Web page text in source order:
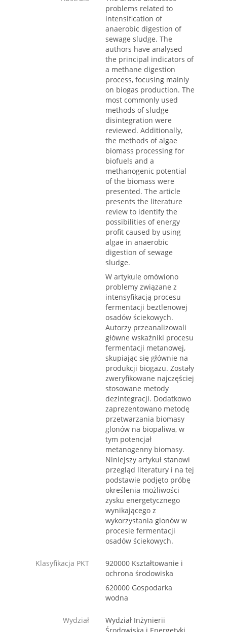
problems related to
intensification of
anaerobic digestion of
sewage sludge. The
authors have analysed
the principal indicators of
a methane digestion
process, focusing mainly
on biogas production. The
most commonly used
methods of sludge
disintegration were
reviewed. Additionally,
the methods of algae
biomass processing for
biofuels and a
methanogenic potential
of the biomass were
presented. The article
presents the literature
review to identify the
possibilities of energy
profit caused by using
algae in anaerobic
digestion of sewage
sludge.
W artykule omówiono
problemy związane z
intensyfikacją procesu
fermentacji beztlenowej
osadów ściekowych.
Autorzy przeanalizowali
główne wskaźniki procesu
fermentacji metanowej,
skupiając się głównie na
produkcji biogazu. Zostały
zweryfikowane najczęściej
stosowane metody
dezintegracji. Dodatkowo
zaprezentowano metodę
przetwarzania biomasy
glonów na biopaliwa, w
tym potencjał
metanogenny biomasy.
Niniejszy artykuł stanowi
przegląd literatury i na tej
podstawie podjęto próbę
określenia możliwości
zysku energetycznego
wynikającego z
wykorzystania glonów w
procesie fermentacji
osadów ściekowych.
Klasyfikacja PKT
920000 Kształtowanie i
ochrona środowiska
620000 Gospodarka
wodna
Wydział
Wydział Inżynierii